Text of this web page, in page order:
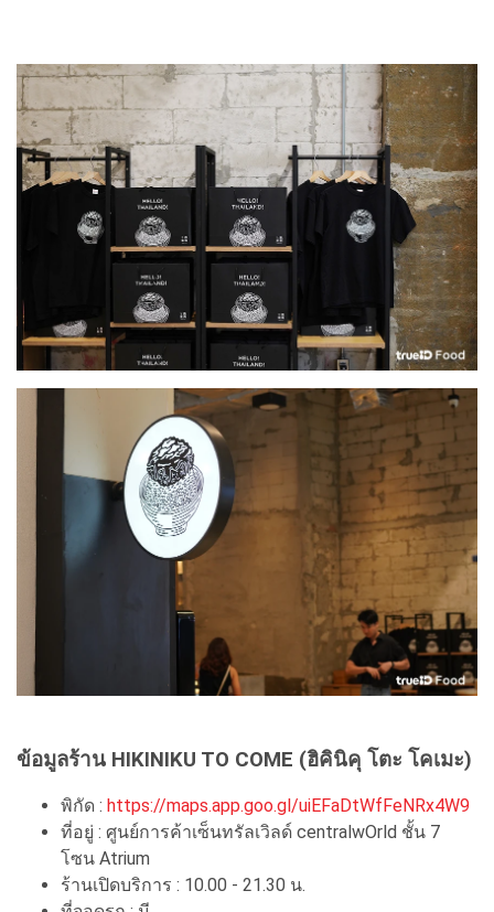
ข้อมูลร้าน HIKINIKU TO COME (ฮิคินิคุ โตะ โคเมะ)
พิกัด : https://maps.app.goo.gl/uiEFaDtWfFeNRx4W9
ที่อยู่ : ศูนย์การค้าเซ็นทรัลเวิลด์ centralwOrld ชั้น 7
โซน Atrium
ร้านเปิดบริการ : 10.00 - 21.30 น.